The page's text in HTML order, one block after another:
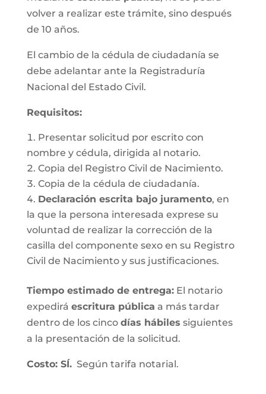
volver a realizar este trámite, sino después
de 10 años.
El cambio de la cédula de ciudadanía se
debe adelantar ante la Registraduría
Nacional del Estado Civil.
Requisitos:
Presentar solicitud por escrito con
nombre y cédula, dirigida al notario.
Copia del Registro Civil de Nacimiento.
Copia de la cédula de ciudadanía.
Declaración escrita bajo juramento, en
la que la persona interesada exprese su
voluntad de realizar la corrección de la
casilla del componente sexo en su Registro
Civil de Nacimiento y sus justificaciones.
Tiempo estimado de entrega:El notario
expedirá escritura pública a más tardar
dentro de los cinco días hábiles siguientes
a la presentación de la solicitud.
Costo: SÍ.Según tarifa notarial.